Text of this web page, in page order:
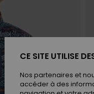
CE SITE UTILISE
Nos partenaires et
accéder à des